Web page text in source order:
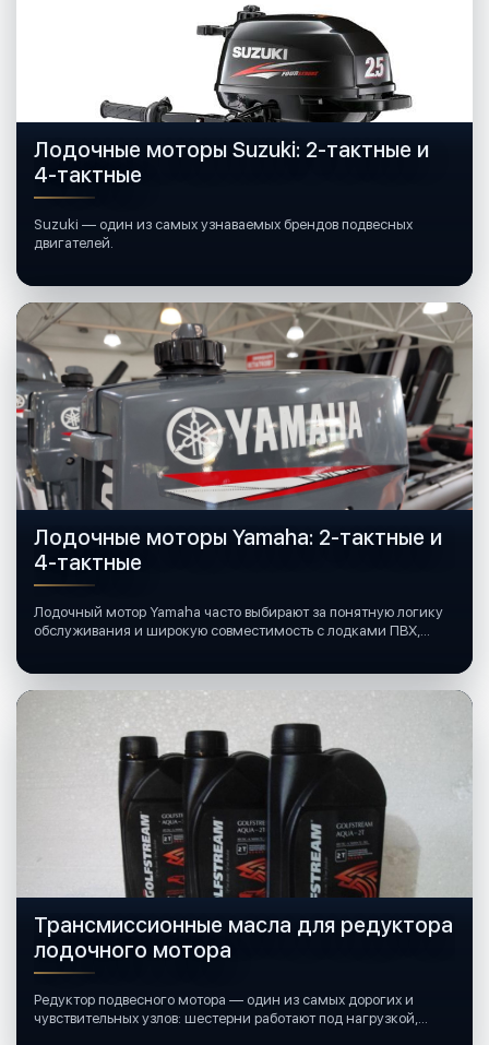
Лодочные моторы Suzuki: 2-тактные и
4-тактные
Suzuki — один из самых узнаваемых брендов подвесных
двигателей.
Лодочные моторы Yamaha: 2-тактные и
4-тактные
Лодочный мотор Yamaha часто выбирают за понятную логику
обслуживания и широкую совместимость с лодками ПВХ,
Трансмиссионные масла для редуктора
лодочного мотора
Редуктор подвесного мотора — один из самых дорогих и
чувствительных узлов: шестерни работают под нагрузкой,